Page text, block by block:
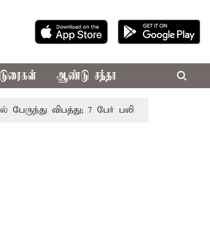
ஆண்டு சந்தா
விபத்து; 7 பேர் பலி - பிரதமர் மோடி